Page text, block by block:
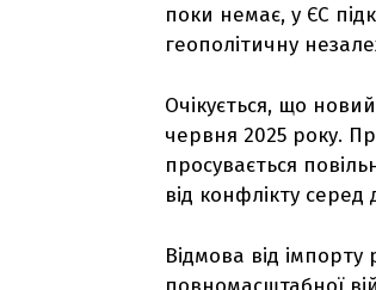
поки немає, у ЄС
геополітичну
Очікується, що
червня 2025 року.
просувається
від конфлікту серед
Відмова від імпорту